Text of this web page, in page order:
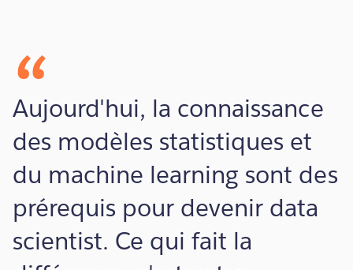
Aujourd'hui, la connaissance
des modèles statistiques et
du machine learning sont des
prérequis pour devenir data
scientist. Ce qui fait la